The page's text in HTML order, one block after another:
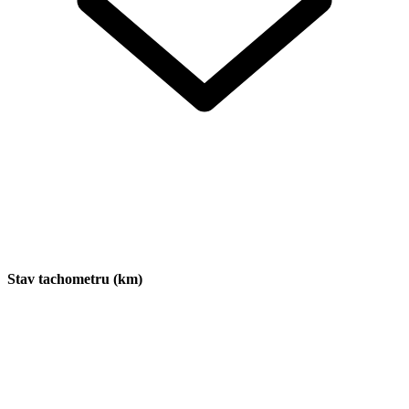
Stav tachometru (km)